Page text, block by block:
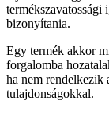
termékszavatossági
bizonyítania.
Egy termék akkor
forgalomba
ha nem rendelkezik
tulajdonságokkal.